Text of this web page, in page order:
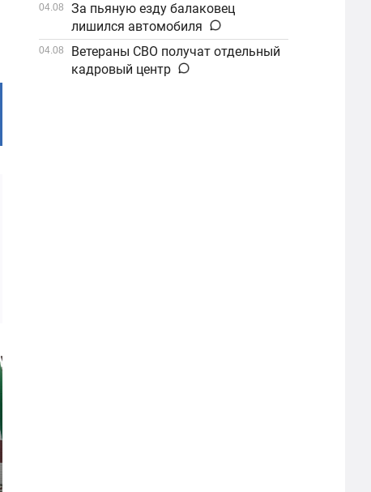
04.08
За пьяную езду балаковец
лишился автомобиля
04.08
Ветераны СВО получат отдельный
кадровый центр